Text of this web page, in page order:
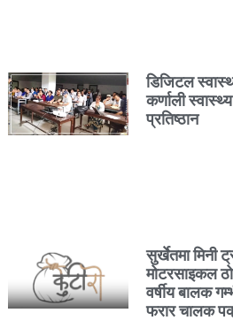
डिजिटल
कर्णाली स्वास्थ्य
प्रतिष्ठान
सुर्खेतमा मिनी
मोटरसाइकल
वर्षीय बालक
फरार चालक